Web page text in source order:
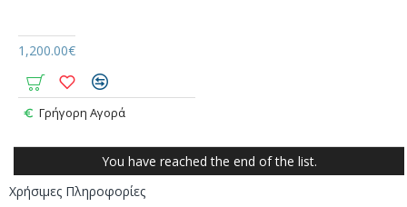
1,200.00€
Γρήγορη Αγορά
You have reached the end of the list.
Χρήσιμες Πληροφορίες